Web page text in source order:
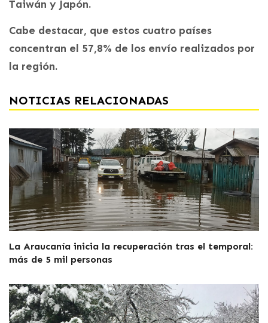
Taiwán y Japón.
Cabe destacar, que estos cuatro países
concentran el 57,8% de los envío realizados por
la región.
NOTICIAS RELACIONADAS
La Araucanía inicia la recuperación tras el temporal:
más de 5 mil personas